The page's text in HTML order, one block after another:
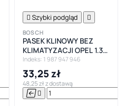


 Szybki podgląd 
BOSCH
PASEK KLINOWY BEZ
KLIMATYZACJI OPEL 1.3
CDTI
Indeks: 1 987 947 946
33,25 zł
48,25 zł z dostawą
 